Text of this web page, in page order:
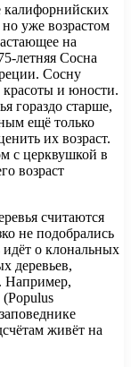
калифорнийских
уже возрастом
на
летняя Сосна
Сосну
красоты и юности.
гораздо старше,
ещё только
их возраст.
с церквушкой в
возраст
считаются
не подобрались
о клональных
деревьев,
Например,
живёт на